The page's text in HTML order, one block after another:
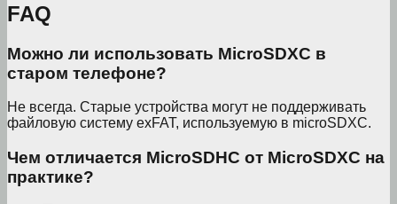
FAQ
Можно ли использовать MicroSDXC в
старом телефоне?
Не всегда. Старые устройства могут не поддерживать
файловую систему exFAT, используемую в microSDXC.
Чем отличается MicroSDHC от MicroSDXC на
практике?